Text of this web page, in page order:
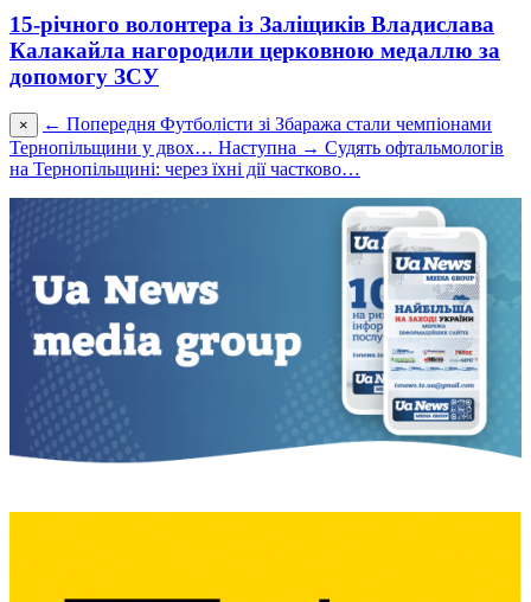
15-річного волонтера із Заліщиків Владислава
Калакайла нагородили церковною медаллю за
допомогу ЗСУ
× ← Попередня Футболісти зі Збаража стали чемпіонами
Тернопільщини у двох… Наступна → Судять офтальмологів
на Тернопільщині: через їхні дії частково…